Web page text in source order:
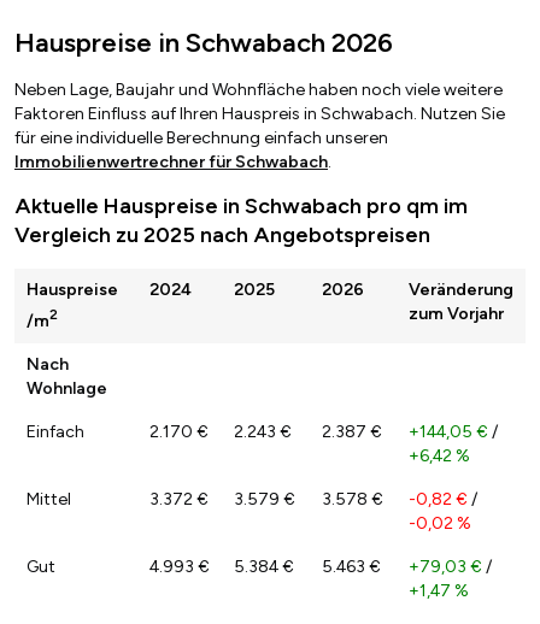
Hauspreise in Schwabach 2026
Neben Lage, Baujahr und Wohnfläche haben noch viele weitere
Faktoren Einfluss auf Ihren Hauspreis in Schwabach. Nutzen Sie
für eine individuelle Berechnung einfach unseren
Immobilienwertrechner für Schwabach.
Aktuelle Hauspreise in Schwabach pro qm im
Vergleich zu 2025 nach Angebotspreisen
Hauspreise
/m2
2024 2025 2026
Veränderung
zum Vorjahr
Nach
Wohnlage
Einfach 2.170 € 2.243 € 2.387 € +144,05 € /
+6,42 %
Mittel 3.372 € 3.579 € 3.578 € -0,82 € /
-0,02 %
Gut 4.993 € 5.384 € 5.463 € +79,03 € /
+1,47 %